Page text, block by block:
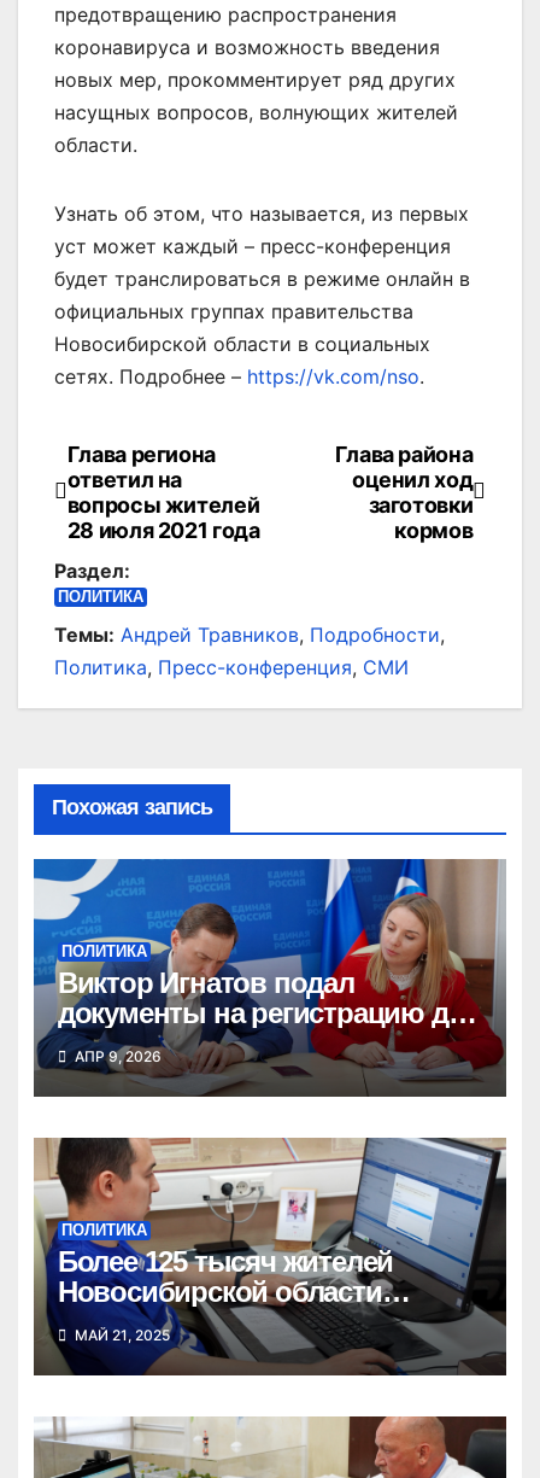
предотвращению распространения
коронавируса и возможность введения
новых мер, прокомментирует ряд других
насущных вопросов, волнующих жителей
области.
Узнать об этом, что называется, из первых
уст может каждый – пресс-конференция
будет транслироваться в режиме онлайн в
официальных группах правительства
Новосибирской области в социальных
сетях. Подробнее – https://vk.com/nso.
Навигация
по
записям
Глава района
оценил ход
заготовки
кормов
Глава региона
ответил на
вопросы жителей
28 июля 2021 года
Раздел:
ПОЛИТИКА
Темы: Андрей Травников, Подробности,
Политика, Пресс-конференция, СМИ
Похожая запись
ПОЛИТИКА
Виктор Игнатов подал
документы на регистрацию для
участия в предварительном
голосовании «Единой России»
АПР 9, 2026
ПОЛИТИКА
Более 125 тысяч жителей
Новосибирской области
сделали выбор в
предварительном голосовании
«Единой России»
МАЙ 21, 2025